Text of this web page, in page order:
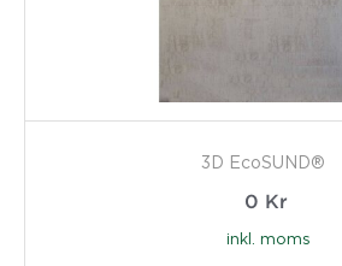
3D EcoSUND®
0 Kr
inkl. moms